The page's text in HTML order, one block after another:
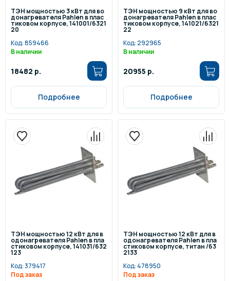
ТЭН мощностью 3 кВт для во
донагревателя Pahlen в плас
тиковом корпусе, 141001/6321
20
Код:859466
В наличии
18482 р.
Подробнее
ТЭН мощностью 9 кВт для во
донагревателя Pahlen в плас
тиковом корпусе, 141021/6321
22
Код: 292965
В наличии
20955 р.
Подробнее
ТЭН мощностью 12 кВт для в
одонагревателя Pahlen в пла
стиковом корпусе, 141031/632
123
Код:379417
Под заказ
ТЭН мощностью 12 кВт для в
одонагревателя Pahlen в пла
стиковом корпусе, титан /63
2133
Код: 478950
Под заказ